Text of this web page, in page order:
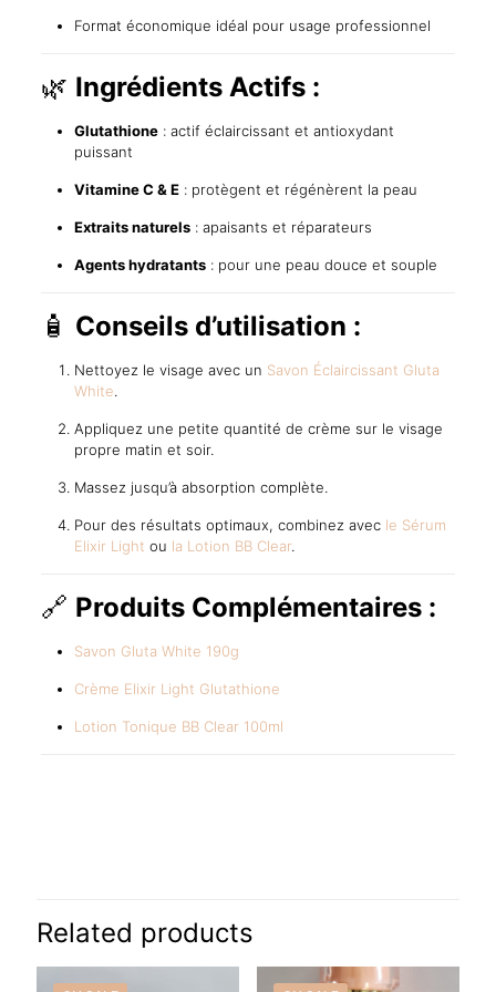
Format économique idéal pour usage professionnel
🌿 Ingrédients Actifs :
Glutathione: actif éclaircissant et antioxydant
puissant
Vitamine C & E: protègent et régénèrent la peau
Extraits naturels: apaisants et réparateurs
Agents hydratants: pour une peau douce et souple
🧴 Conseils d’utilisation :
Nettoyez le visage avec un Savon Éclaircissant Gluta
White.
Appliquez une petite quantité de crème sur le visage
propre matin et soir.
Massez jusqu’à absorption complète.
Pour des résultats optimaux, combinez avec le Sérum
Elixir Light ou la Lotion BB Clear.
🔗 Produits Complémentaires :
Savon Gluta White 190g
Crème Elixir Light Glutathione
Lotion Tonique BB Clear 100ml
White Crème Visage – Éclaircissante
au Glutathione pour Taches & Teint
Unifié”
Related products